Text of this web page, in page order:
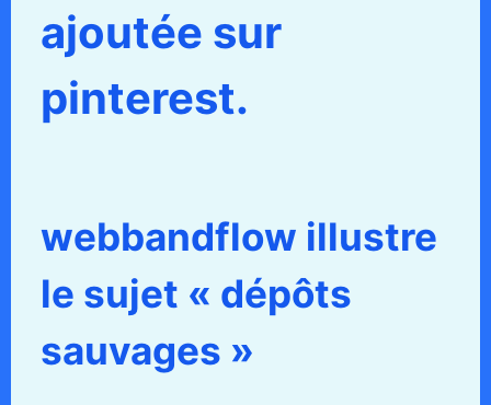
ajoutée sur
pinterest.
webbandflow illustre
le sujet « dépôts
sauvages »